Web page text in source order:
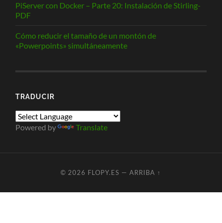
PiServer con Docker – Parte 20: Instalación de Stirling-
PDF
Cómo reducir el tamaño de un montón de
«Powerpoints» simultáneamente
TRADUCIR
Powered by Translate
© 2026 FLOPY.ES —ARRIBA ↑